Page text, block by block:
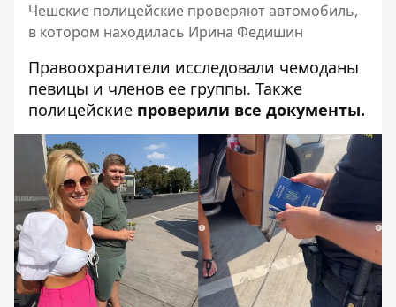
Чешские полицейские проверяют автомобиль,
в котором находилась Ирина Федишин
Правоохранители исследовали чемоданы
певицы и членов ее группы. Также
полицейские проверили все документы.